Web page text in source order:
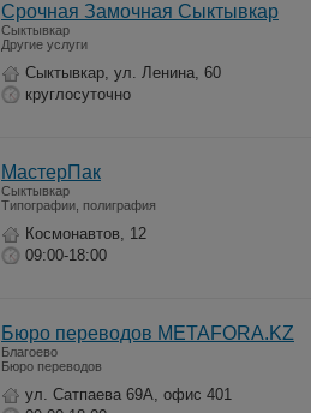
Срочная Замочная Сыктывкар
Сыктывкар
Другие услуги
Сыктывкар, ул. Ленина, 60
круглосуточно
МастерПак
Сыктывкар
Типографии, полиграфия
Космонавтов, 12
09:00-18:00
Бюро переводов METAFORA.KZ
Благоево
Бюро переводов
ул. Сатпаева 69А, офис 401